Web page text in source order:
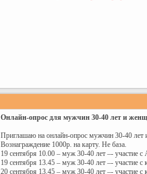
Онлайн-опрос для мужчин 30-40 лет и
Приглашаю на онлайн-опрос мужчин 30-40 лет
Вознаграждение 1000р. на карту. Не база.
19 сентября 10.00 – муж 30-40 лет –- участие с
19 сентября 13.45 – муж 30-40 лет –- участие с
20 сентября 13.45 – муж 30-40 лет –- участие с